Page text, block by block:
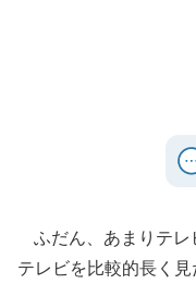
ふだん、あまりテレ
テレビを比較的長く見